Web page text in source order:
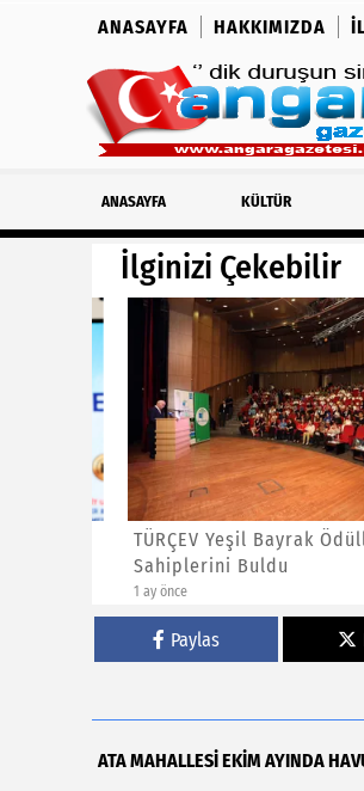
ANASAYFA HAKKIMIZDA
ANASAYFA KÜLTÜR
İlginizi Çekebilir
TÜRÇEV Yeşil Bayrak
Sahiplerini Buldu
1 ay önce
Paylas
ATA MAHALLESI EKIM AYINDA